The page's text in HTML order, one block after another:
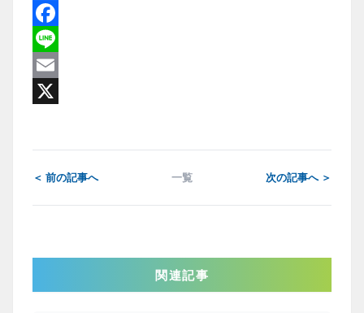
Facebook
Line
Email
＜ 前の記事へ 一覧 次の記事へ ＞
関連記事